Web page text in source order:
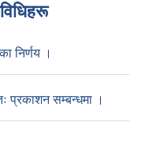
निर्णय ।
प्रकाशन सम्बन्धमा ।